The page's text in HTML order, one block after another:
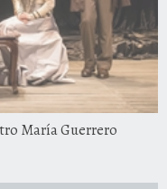
María Guerrero